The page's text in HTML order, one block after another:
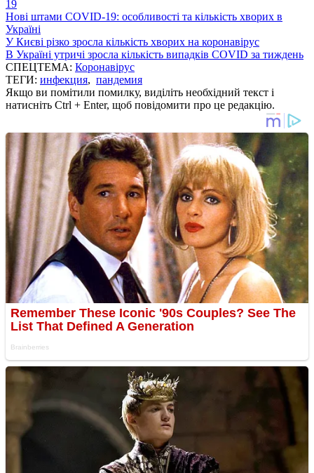
19
Нові штами COVID-19: особливості та кількість хворих в
Україні
У Києві різко зросла кількість хворих на коронавірус
В Україні утричі зросла кількість випадків COVID за тиждень
СПЕЦТЕМА: Коронавірус
ТЕГИ: инфекция, пандемия
Якщо ви помітили помилку, виділіть необхідний текст і
натисніть Ctrl + Enter, щоб повідомити про це редакцію.